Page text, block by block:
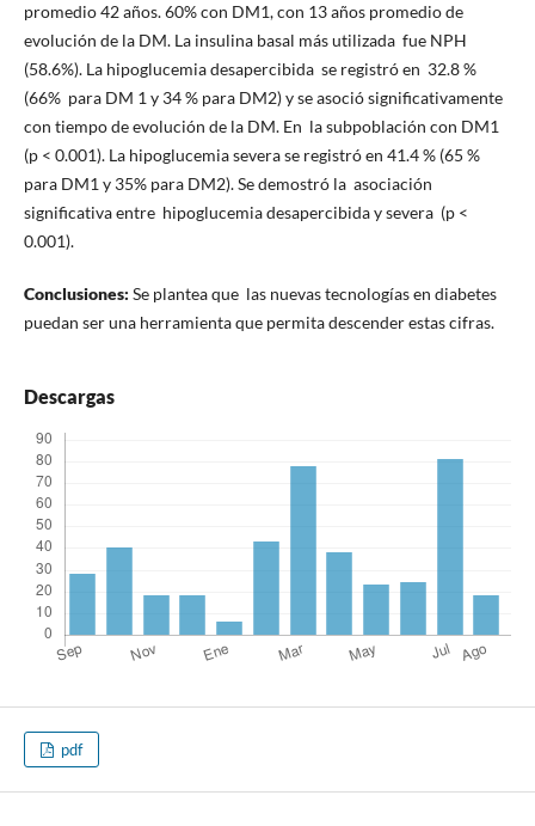
promedio 42 años. 60% con DM1, con 13 años promedio de
evolución de la DM. La insulina basal más utilizada fue NPH
(58.6%). La hipoglucemia desapercibida se registró en 32.8 %
(66% para DM 1 y 34 % para DM2) y se asoció significativamente
con tiempo de evolución de la DM. En la subpoblación con DM1
(p < 0.001). La hipoglucemia severa se registró en 41.4 % (65 %
para DM1 y 35% para DM2). Se demostró la asociación
significativa entre hipoglucemia desapercibida y severa (p <
0.001).
Conclusiones: Se plantea que las nuevas tecnologías en diabetes
puedan ser una herramienta que permita descender estas cifras.
Descargas
pdf